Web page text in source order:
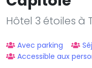
Hôtel 3 étoiles à
Avec parking
Accessible aux